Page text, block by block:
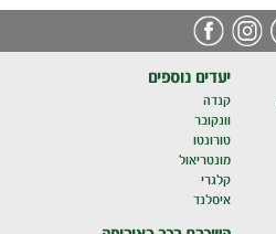
יעדים נוספים
קנדה
וונקובר
טורונטו
מונטריאול
קלגרי
איסלנד